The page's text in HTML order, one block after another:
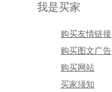
我是买家
购买友情链接
购买图文广告
购买网站
买家须知